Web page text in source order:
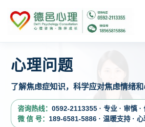
心理问题
了解焦虑症知识，科学应对焦虑情绪和
咨询热线： 0592-2113355 · 专业 · 审慎 ·
微 信 号： 189-6581-5886 · 温暖支持 ·